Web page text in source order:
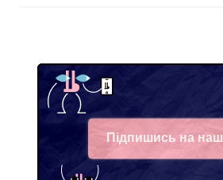
Підпишись на наш
Facebook